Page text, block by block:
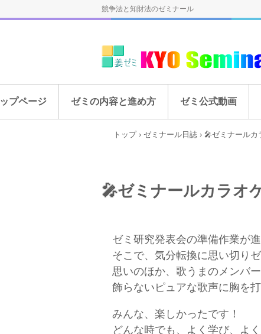
競争法と知財法のゼミナール
プページ ゼミの内容と進め方 ゼミ公式動画
トップ › ゼミナール日誌 › 🎤ゼミナールカ
🎤ゼミナールカラオ
ゼミ研究発表会の準備作業が
そこで、気分転換に思い切り
思いのほか、歌うまのメンバ
飾らないピュアな歌声に胸を
みんな、楽しかったです！
どんな時でも、よく学び、よく